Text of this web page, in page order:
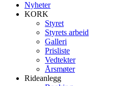
Nyheter
KORK
Styret
Styrets arbeid
Galleri
Prisliste
Vedtekter
Årsmøter
Rideanlegg